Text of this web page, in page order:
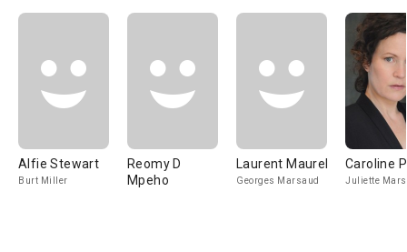
Alfie Stewart
Burt Miller
Reomy D
Mpeho
Laurent Maurel
Georges Marsaud
Caroline
Juliette